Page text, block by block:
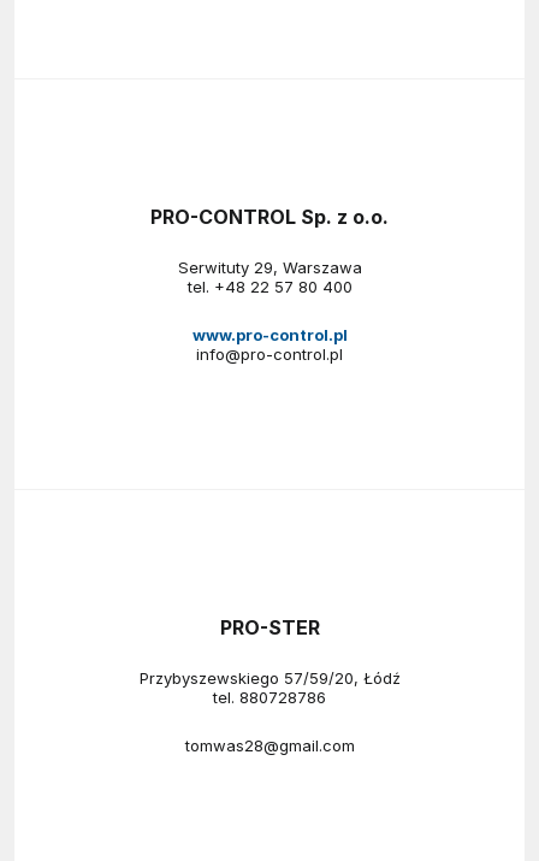
PRO-CONTROL Sp. z o.o.
Serwituty 29, Warszawa
tel. +48 22 57 80 400
www.pro-control.pl
info@pro-control.pl
PRO-STER
Przybyszewskiego 57/59/20, Łódź
tel. 880728786
tomwas28@gmail.com